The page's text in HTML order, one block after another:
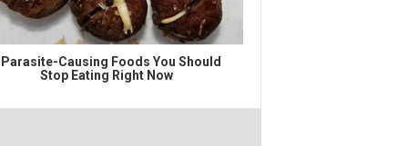
Causing Foods You Should
Stop Eating Right Now